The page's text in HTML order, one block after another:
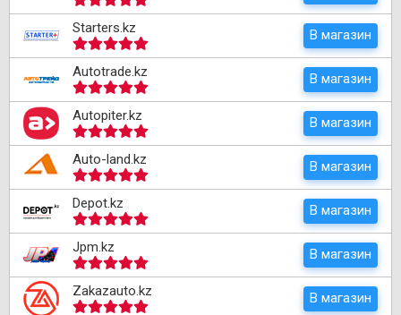
Starters.kz В магазин
Autotrade.kz В магазин
Autopiter.kz В магазин
Auto-land.kz В магазин
Depot.kz В магазин
Jpm.kz В магазин
Zakazauto.kz В магазин